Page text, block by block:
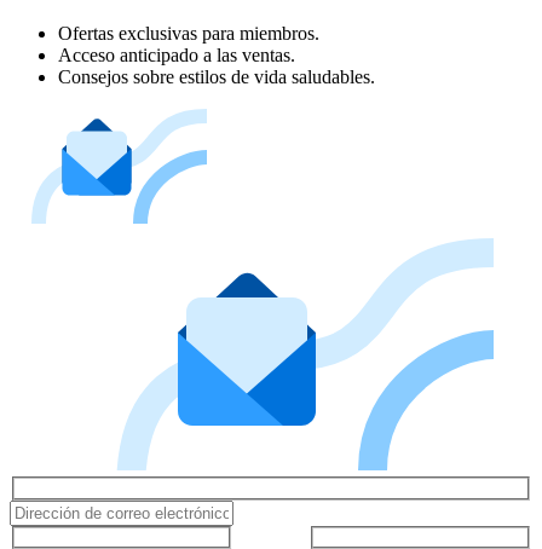
Ofertas exclusivas para miembros.
Acceso anticipado a las ventas.
Consejos sobre estilos de vida saludables.